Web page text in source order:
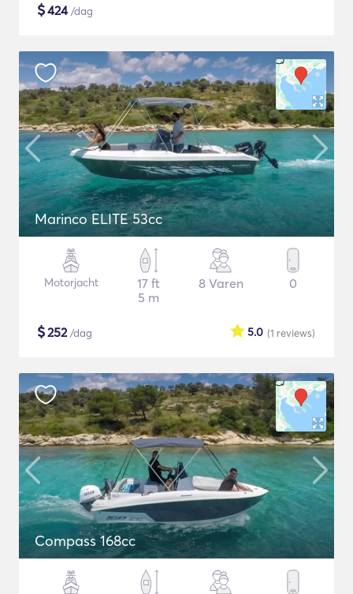
$424/dag
Marinco ELITE 53cc
Motorjacht
17 ft
5 m
8 Varen 0
$252/dag (1 reviews)
5.0
Compass 168cc